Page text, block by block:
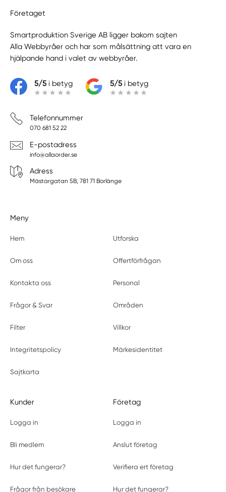
Företaget
Smartproduktion Sverige AB ligger bakom sajten
Alla Webbyråer och har som målsättning att vara en
hjälpande hand i valet av webbyråer.
5/5i betyg 5/5i betyg
Telefonnummer
070 681 52 22
E-postadress
info@allaorder.se
Adress
Mästargatan 5B, 781 71 Borlänge
Meny
Hem Utforska
Om oss Offertförfrågan
Kontakta oss Personal
Frågor & Svar Områden
Filter Villkor
Integritetspolicy Märkesidentitet
Sajtkarta
Kunder
Logga in
Bli medlem
Hur det fungerar?
Frågor från besökare
Företag
Logga in
Anslut företag
Verifiera ert företag
Hur det fungerar?